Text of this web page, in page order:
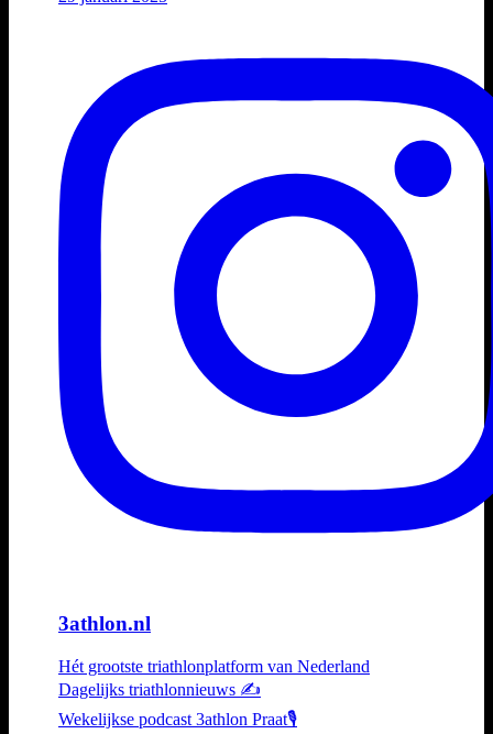
3athlon.nl
Hét grootste triathlonplatform van Nederland
Dagelijks triathlonnieuws ✍️
Wekelijkse podcast 3athlon Praat🎙️